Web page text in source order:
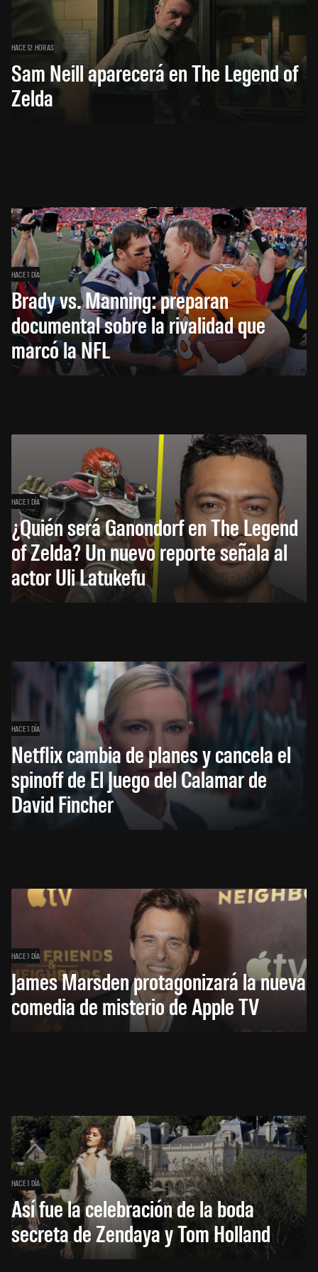
HACE 12 HORAS
Sam Neill aparecerá en The Legend of
Zelda
HACE 1 DÍA
Brady vs. Manning: preparan
documental sobre la rivalidad que
marcó la NFL
HACE 1 DÍA
¿Quién será Ganondorf en The Legend
of Zelda? Un nuevo reporte señala al
actor Uli Latukefu
HACE 1 DÍA
Netflix cambia de planes y cancela el
spinoff de El Juego del Calamar de
David Fincher
HACE 1 DÍA
James Marsden protagonizará la nueva
comedia de misterio de Apple TV
HACE 1 DÍA
Así fue la celebración de la boda
secreta de Zendaya y Tom Holland